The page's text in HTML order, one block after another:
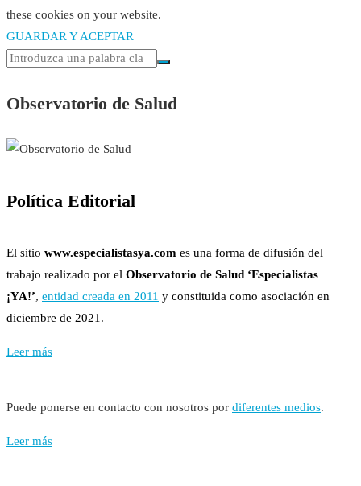
these cookies on your website.
GUARDAR Y ACEPTAR
Observatorio de Salud
Política Editorial
El sitio www.especialistasya.com es una forma de difusión del
trabajo realizado por el Observatorio de Salud ‘Especialistas
¡YA!’, entidad creada en 2011 y constituida como asociación en
diciembre de 2021.
Leer más
Puede ponerse en contacto con nosotros por diferentes medios.
Leer más